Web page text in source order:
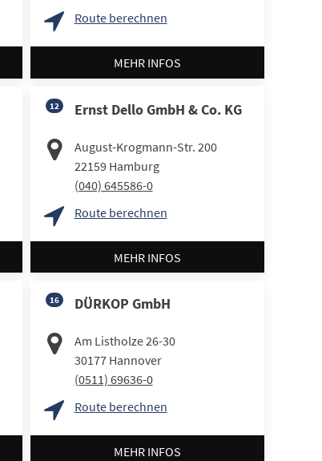
Route berechnen
MEHR INFOS
12 Ernst Dello GmbH & Co. KG
August-Krogmann-Str. 200
22159 Hamburg
(040) 645586-0
Route berechnen
MEHR INFOS
16 DÜRKOP GmbH
Am Listholze 26-30
30177 Hannover
(0511) 69636-0
Route berechnen
MEHR INFOS